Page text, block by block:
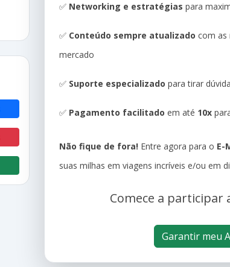
✅ Networking e estratégias para
✅ Conteúdo sempre atualizado com as
mercado
✅ Suporte especializado para tirar
✅ Pagamento facilitado em até 10x
Não fique de fora! Entre agora para o E-
suas milhas em viagens incríveis e/ou em
Comece a participar
Garantir meu